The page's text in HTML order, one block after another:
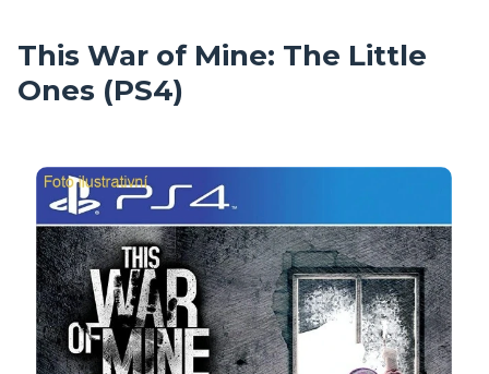
This War of Mine: The Little
Ones (PS4)